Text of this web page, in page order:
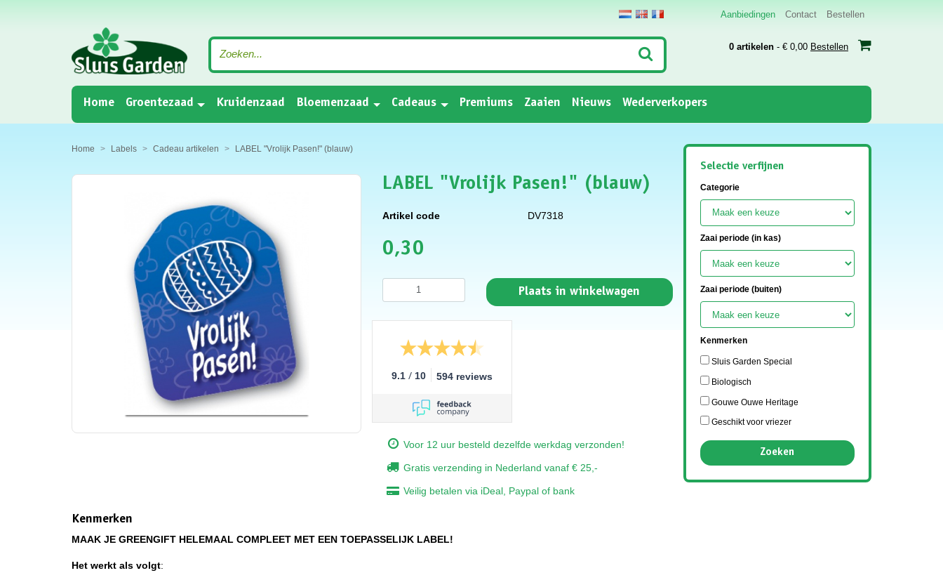
Aanbiedingen Contact Bestellen
0 artikelen - € 0,00 Bestellen
Home(current)
Groentezaad Kruidenzaad Bloemenzaad Cadeaus Premiums Zaaien Nieuws Wederverkopers
Home Labels Cadeau artikelen LABEL "Vrolijk Pasen!" (blauw)
LABEL "Vrolijk Pasen!" (blauw)
Artikel code DV7318
0,30
Plaats in winkelwagen
9.1 / 10 594 reviews
Voor 12 uur besteld dezelfde werkdag verzonden!
Gratis verzending in Nederland vanaf € 25,-
Veilig betalen via iDeal, Paypal of bank
Kenmerken
MAAK JE GREENGIFT HELEMAAL COMPLEET MET EEN TOEPASSELIJK LABEL!
Het werkt als volgt:
Selectie verfijnen
Categorie
Zaai periode (in kas)
Zaai periode (buiten)
Kenmerken
Sluis Garden Special
Biologisch
Gouwe Ouwe Heritage
Geschikt voor vriezer